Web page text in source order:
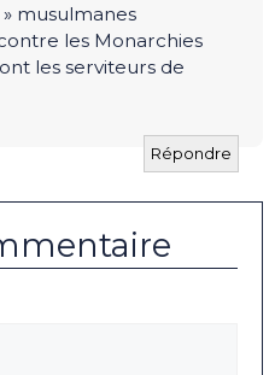
musulmanes
les Monarchies
les serviteurs de
Répondre